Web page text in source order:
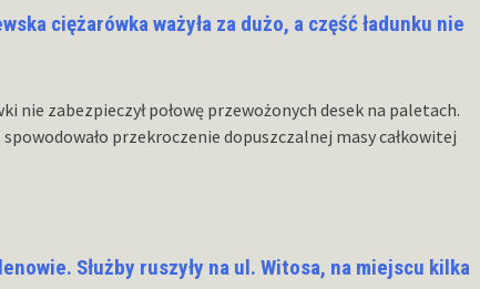
ciężarówka ważyła za dużo, a część ładunku nie
nie zabezpieczył połowę przewożonych desek na paletach.
spowodowało przekroczenie dopuszczalnej masy całkowitej
Służby ruszyły na ul. Witosa, na miejscu kilka